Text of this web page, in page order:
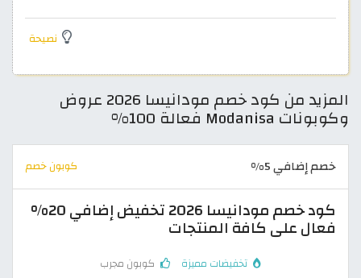
نصيحة
المزيد من كود خصم مودانيسا 2026 عروض
وكوبونات Modanisa فعالة 100%
خصم إضافي 5% كوبون خصم
كود خصم مودانيسا 2026 تخفيض إضافي 20%
فعال على كافة المنتجات
تخفيضات مميزة كوبون مجرب